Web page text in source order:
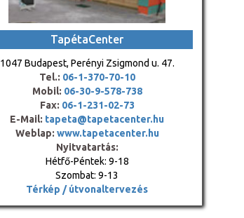
TapétaCenter
1047 Budapest, Perényi Zsigmond u. 47.
Tel.: 06-1-370-70-10
Mobil: 06-30-9-578-738
Fax: 06-1-231-02-73
E-Mail: tapeta@tapetacenter.hu
Weblap: www.tapetacenter.hu
Nyitvatartás:
Hétfő-Péntek: 9-18
Szombat: 9-13
Térkép / útvonaltervezés